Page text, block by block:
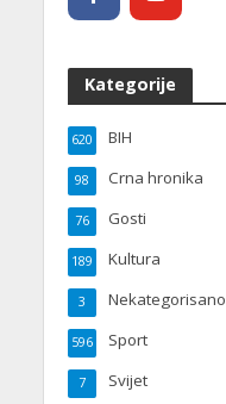
Kategorije
BIH
620
Crna hronika
98
Gosti
76
Kultura
189
Nekategorisano
3
Sport
596
Svijet
7